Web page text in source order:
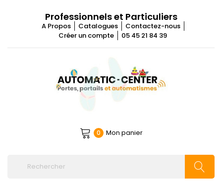
Professionnels et Particuliers
A Propos Catalogues
Contactez-nous
Créer un compte
05 45 21 84 39
0 Mon panier